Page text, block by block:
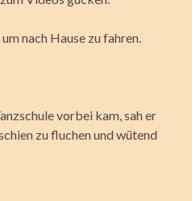
nach Hause zu fahren.
vorbei kam, sah er
zu fluchen und wütend